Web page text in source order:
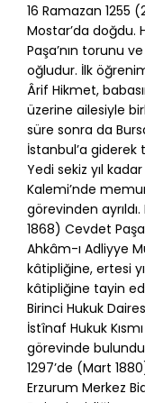
16 Ramazan 1255
Mostar’da doğdu.
Paşa’nın torunu
oğludur. İlk
Ârif Hikmet,
üzerine ailesiyle
süre sonra da
İstanbul’a
Yedi sekiz yıl
Kalemi’nde
görevinden
1868) Cevdet
Ahkâm-ı Adliyye
kâtipliğine, ertesi
kâtipliğine tayin
Birinci Hukuk
İstînaf Hukuk
görevinde
1297’de (Mart
Erzurum Merkez